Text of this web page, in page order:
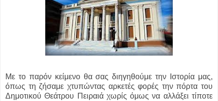
Με το παρόν κείμενο θα σας διηγηθούμε την Ιστορία μας,
όπως τη ζήσαμε χτυπώντας αρκετές φορές την πόρτα του
Δημοτικού Θεάτρου Πειραιά χωρίς όμως να αλλάξει τίποτε